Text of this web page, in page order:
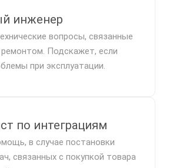
инженер
вопросы, связанные
Подскажет, если
при эксплуатации.
по интеграциям
в случае постановки
связанных с покупкой товара